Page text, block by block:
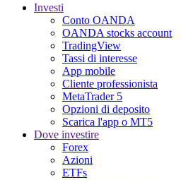
Investi
Conto OANDA
OANDA stocks account
TradingView
Tassi di interesse
App mobile
Cliente professionista
MetaTrader 5
Opzioni di deposito
Scarica l'app o MT5
Dove investire
Forex
Azioni
ETFs